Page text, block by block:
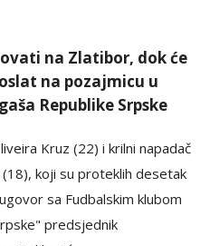
na Zlatibor, dok će
na pozajmicu u
Republike Srpske
Kruz (22) i krilni napadač
koji su proteklih desetak
sa Fudbalskim klubom
predsjednik